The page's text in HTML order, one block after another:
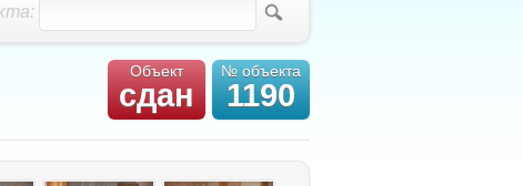
Объект
сдан
№ объекта
1190